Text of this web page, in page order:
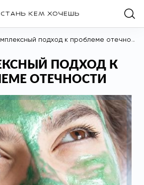
подход к проблеме отечности
ПОДХОД К
ОТЕЧНОСТИ